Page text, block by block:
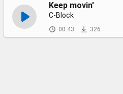
Keep movin'
C-Block
00:43 326